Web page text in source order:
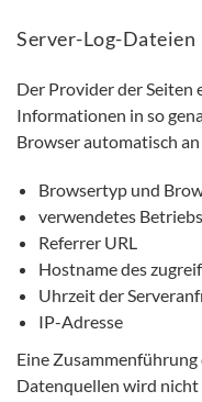
Server-Log-Dateien
Der Provider der
Informationen in so
Browser automatisch
Browsertyp und
verwendetes
Referrer URL
Hostname des
Uhrzeit der
IP-Adresse
Eine
Datenquellen wird nicht